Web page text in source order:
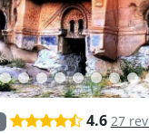
4.6 27